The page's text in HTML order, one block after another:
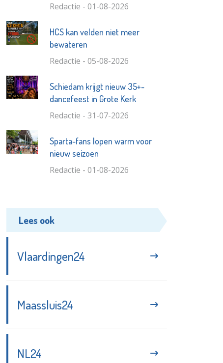
Redactie - 01-08-2026
HCS kan velden niet meer
bewateren
Redactie - 05-08-2026
Schiedam krijgt nieuw 35+-
dancefeest in Grote Kerk
Redactie - 31-07-2026
Sparta-fans lopen warm voor
nieuw seizoen
Redactie - 01-08-2026
Lees ook
Vlaardingen24
Maassluis24
NL24